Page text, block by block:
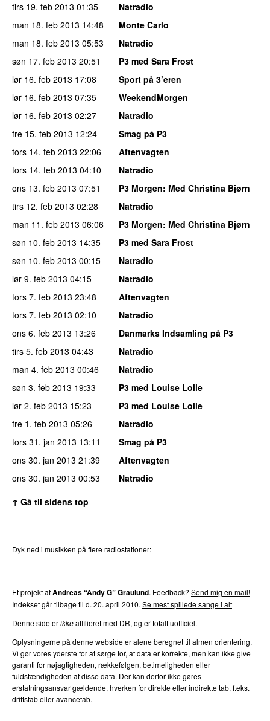
tirs 19. feb 2013 01:35
Natradio
man 18. feb 2013 14:48
Monte Carlo
man 18. feb 2013 05:53
Natradio
søn 17. feb 2013 20:51
P3 med Sara Frost
lør 16. feb 2013 17:08
Sport på 3’eren
lør 16. feb 2013 07:35
WeekendMorgen
lør 16. feb 2013 02:27
Natradio
fre 15. feb 2013 12:24
Smag på P3
tors 14. feb 2013 22:06
Aftenvagten
tors 14. feb 2013 04:10
Natradio
ons 13. feb 2013 07:51 P3 Morgen: Med Christina Bjørn
tirs 12. feb 2013 02:28
Natradio
man 11. feb 2013 06:06 P3 Morgen: Med Christina Bjørn
søn 10. feb 2013 14:35
P3 med Sara Frost
søn 10. feb 2013 00:15
Natradio
lør 9. feb 2013 04:15
Natradio
tors 7. feb 2013 23:48
Aftenvagten
tors 7. feb 2013 02:10
Natradio
ons 6. feb 2013 13:26
Danmarks Indsamling på P3
tirs 5. feb 2013 04:43
Natradio
man 4. feb 2013 00:46
Natradio
søn 3. feb 2013 19:33
P3 med Louise Lolle
lør 2. feb 2013 15:23
P3 med Louise Lolle
fre 1. feb 2013 05:26
Natradio
tors 31. jan 2013 13:11
Smag på P3
ons 30. jan 2013 21:39
Aftenvagten
ons 30. jan 2013 00:53
Natradio
↑ Gå til sidens top
Dyk ned i musikken på flere radiostationer:
Et projekt afAndreas “Andy G” Graulund. Feedback? Send mig en mail!
Indekset går tilbage til d. 20. april 2010. Se mest spillede sange i alt
Denne side erikkeaffilieret med DR, og er totalt uofficiel.
Oplysningerne på denne webside er alene beregnet til almen orientering.
Vi gør vores yderste for at sørge for, at data er korrekte, men kan ikke give
garanti for nøjagtigheden, rækkefølgen, betimeligheden eller
fuldstændigheden af disse data. Der kan derfor ikke gøres
erstatningsansvar gældende, hverken for direkte eller indirekte tab, f.eks.
driftstab eller avancetab.